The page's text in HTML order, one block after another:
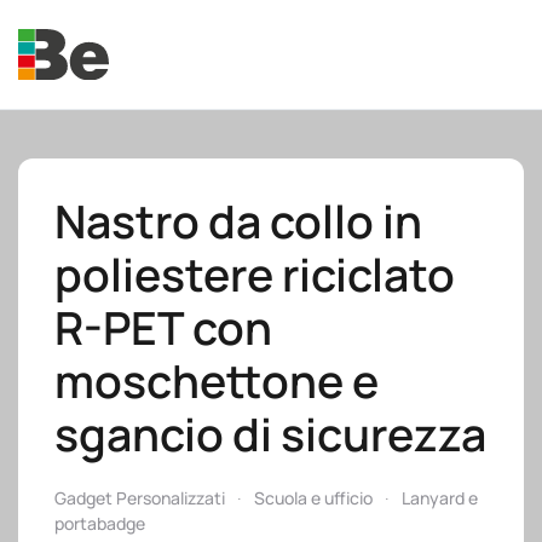
Skip to main content
Nastro da collo in
poliestere riciclato
R-PET con
moschettone e
sgancio di sicurezza
Gadget Personalizzati Scuola e ufficio
Lanyard e
portabadge